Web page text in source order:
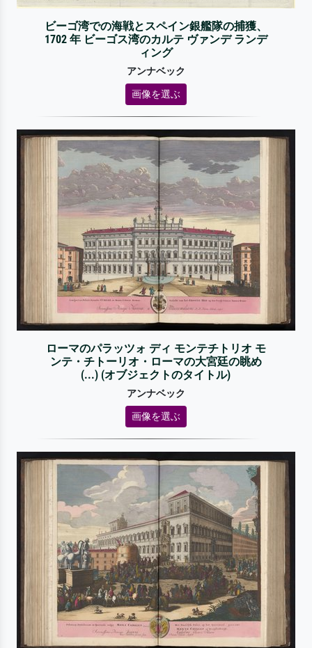
ビーゴ湾での海戦とスペイン銀艦隊の捕獲、
1702 年 ビーゴス湾のカルテ ヴァンデ ランデ
ィング
アンナベック
画像を選ぶ
ローマのパラッツォ ディ モンテチトリオ モ
ンテ・チトーリオ・ローマの大宮廷の眺め
(...) (オブジェクトのタイトル)
アンナベック
画像を選ぶ